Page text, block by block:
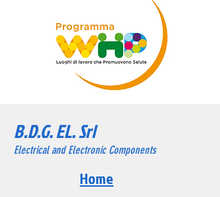
B.D.G. EL. Srl
Electrical and Electronic Components
Home